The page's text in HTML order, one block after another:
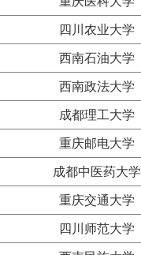
四川农业大学
西南石油大学
西南政法大学
成都理工大学
重庆邮电大学
成都中医药大学
重庆交通大学
四川师范大学